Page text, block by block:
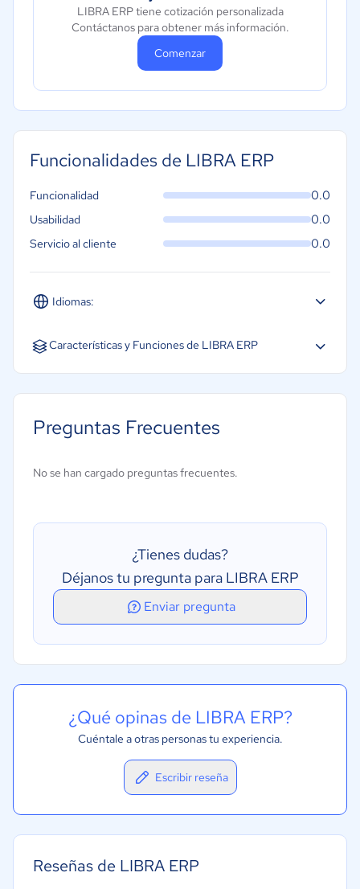
LIBRA ERP tiene cotización personalizada
Contáctanos para obtener más información.
Comenzar
Funcionalidades de LIBRA ERP
Idiomas:
Español Inglés Portugués
Funcionalidad 0.0
Usabilidad 0.0
Servicio al cliente 0.0
Características y Funciones de LIBRA ERP
Administración centralizada de proyectos
Certificado de avance
Facturación
Registro de presupuestos de obra
Preguntas Frecuentes
No se han cargado preguntas frecuentes.
¿Tienes dudas?
Déjanos tu pregunta para LIBRA ERP
Enviar pregunta
¿Qué opinas de LIBRA ERP?
Cuéntale a otras personas tu experiencia.
Escribir reseña
Reseñas de LIBRA ERP